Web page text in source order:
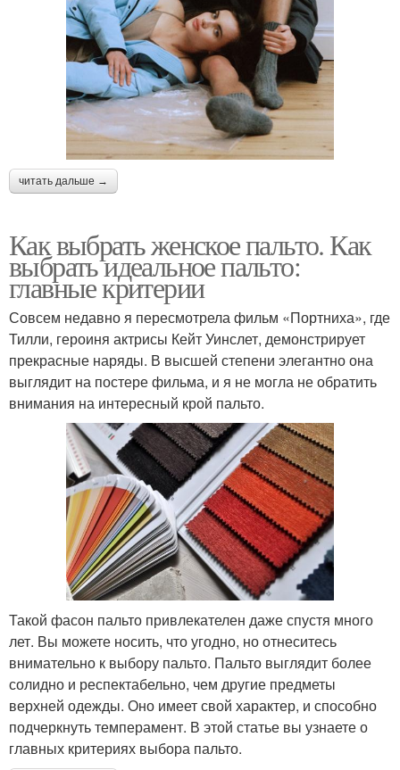
читать дальше →
Как выбрать женское пальто. Как
выбрать идеальное пальто:
главные критерии
Совсем недавно я пересмотрела фильм «Портниха», где
Тилли, героиня актрисы Кейт Уинслет, демонстрирует
прекрасные наряды. В высшей степени элегантно она
выглядит на постере фильма, и я не могла не обратить
внимания на интересный крой пальто.
Такой фасон пальто привлекателен даже спустя много
лет. Вы можете носить, что угодно, но отнеситесь
внимательно к выбору пальто. Пальто выглядит более
солидно и респектабельно, чем другие предметы
верхней одежды. Оно имеет свой характер, и способно
подчеркнуть темперамент. В этой статье вы узнаете о
главных критериях выбора пальто.